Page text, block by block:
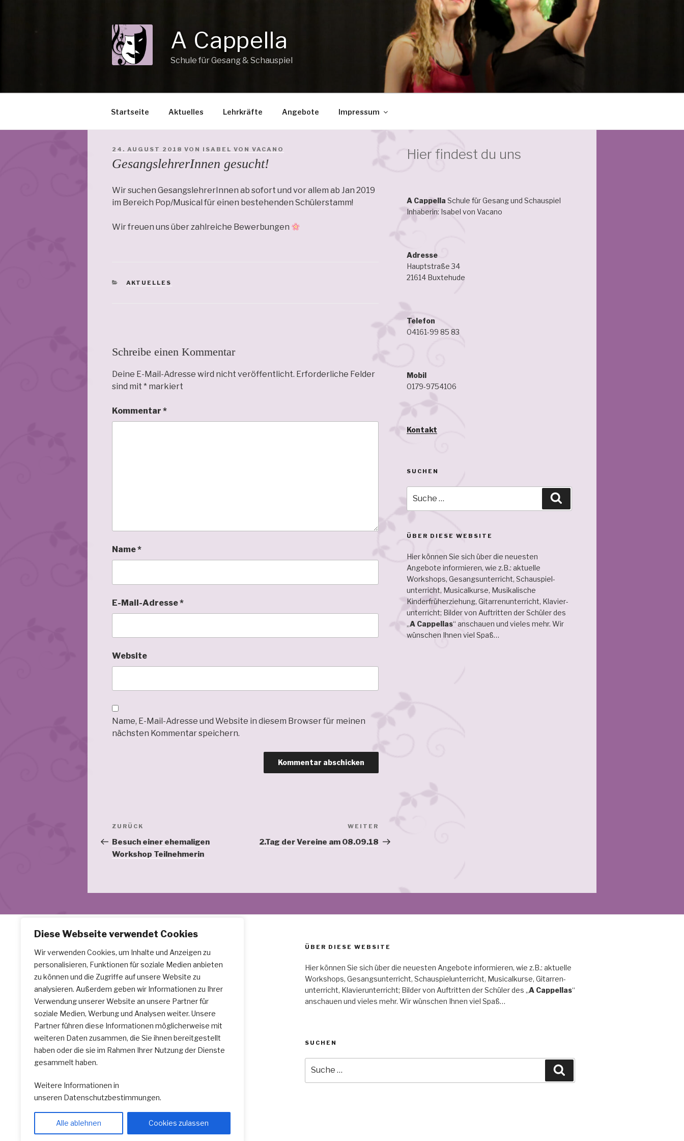
Diese Webseite verwendet Cookies
Wir verwenden Cookies, um Inhalte und Anzeigen zu
personalisieren, Funktionen für soziale Medien anbieten
zu können und die Zugriffe auf unsere Website zu
analysieren. Außerdem geben wir Informationen zu Ihrer
Verwendung unserer Website an unsere Partner für
soziale Medien, Werbung und Analysen weiter. Unsere
Partner führen diese Informationen möglicherweise mit
weiteren Daten zusammen, die Sie ihnen bereitgestellt
haben oder die sie im Rahmen Ihrer Nutzung der Dienste
gesammelt haben.
Weitere Informationen in
unseren Datenschutzbestimmungen.
Alle ablehnen Cookies zulassen
A Cappella
Schule für Gesang & Schauspiel
Startseite Aktuelles Lehrkräfte Angebote Impressum
VERÖFFENTLICHT
24. AUGUST 2018 VON ISABEL VON VACANO
GesangslehrerInnen gesucht!
Wir suchen GesangslehrerInnen ab sofort und vor allem ab Jan 2019
im Bereich Pop/Musical für einen bestehenden Schülerstamm!
Wir freuen uns über zahlreiche Bewerbungen
KATEGORIEN
AKTUELLES
Schreibe einen Kommentar
Deine E-Mail-Adresse wird nicht veröffentlicht. Erforderliche Felder
sind mit * markiert
Kommentar *
Name*
E-Mail-Adresse*
Website
Name, E-Mail-Adresse und Website in diesem Browser für meinen
nächsten Kommentar speichern.
Beitragsnavigation
Vorheriger
Beitrag
ZURÜCK
Besuch einer ehemaligen
Workshop Teilnehmerin
Beitrag
WEITER
2.Tag der Vereine am 08.09.18
Hier findest du uns
A Cappella Schule für Gesang und Schauspiel
Inhaberin: Isabel von Vacano
Adresse
Hauptstraße 34
21614 Buxtehude
Telefon
04161-99 85 83
Mobil
0179-9754106
Kontakt
SUCHEN
nach:
ÜBER DIESE WEBSITE
Hier können Sie sich über die neuesten
Angebote informieren, wie z.B.: aktuelle
Workshops, Ge­sangs­unterricht, Schau­spiel­
unterricht, Musical­kurse, Musikalische
Kinderfrüherziehung, Gitarren­unterricht, Klavier­
unterricht; Bilder von Auftritten der Schüler des
„A Cappellas“ an­schauen und vieles mehr. Wir
wünschen Ihnen viel Spaß…
Adresse
Hauptstraße 34
21614 Buxtehude
Telefon
04161-99 85 83
ÜBER DIESE WEBSITE
Hier können Sie sich über die neuesten Angebote informieren, wie z.B.: aktuelle
Workshops, Ge­sangs­unterricht, Schau­spiel­unterricht, Musical­kurse, Gitarren­
unterricht, Klavier­unterricht; Bilder von Auftritten der Schüler des „A Cappellas“
an­schauen und vieles mehr. Wir wünschen Ihnen viel Spaß…
SUCHEN
nach:
E- InstagramFacebook